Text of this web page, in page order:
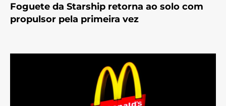
Foguete da Starship retorna ao solo com
propulsor pela primeira vez